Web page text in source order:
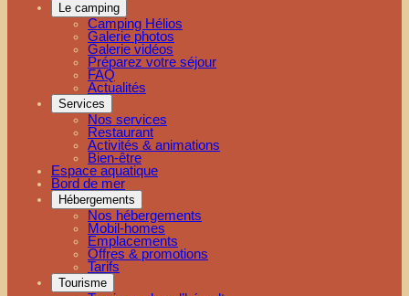
Le camping
Camping Hélios
Galerie photos
Galerie vidéos
Préparez votre séjour
FAQ
Actualités
Services
Nos services
Restaurant
Activités & animations
Bien-être
Espace aquatique
Bord de mer
Hébergements
Nos hébergements
Mobil-homes
Emplacements
Offres & promotions
Tarifs
Tourisme